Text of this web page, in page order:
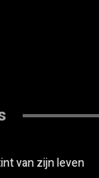
van zijn leven